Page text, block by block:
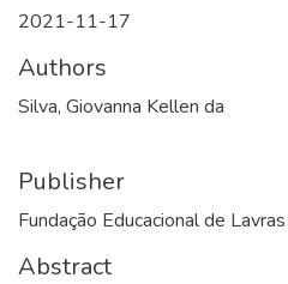
2021-11-17
Authors
Silva, Giovanna Kellen da
Publisher
Fundação Educacional de Lavras
Abstract